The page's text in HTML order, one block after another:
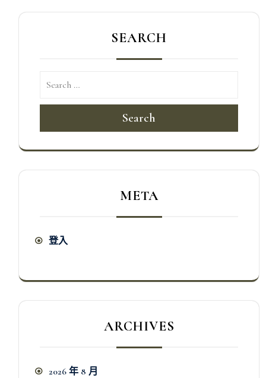
SEARCH
Search
META
登入
ARCHIVES
2026 年 8 月